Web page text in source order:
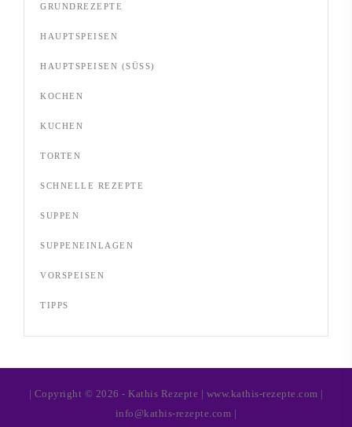
GRUNDREZEPTE
HAUPTSPEISEN
HAUPTSPEISEN (SÜSS)
KOCHEN
KUCHEN
TORTEN
SCHNELLE REZEPTE
SUPPEN
SUPPENEINLAGEN
VORSPEISEN
TIPPS
| Copyright © 2026 - Kathis Rezepte | www.kathis-rezepte.com |
info@kathis-rezepte.com |